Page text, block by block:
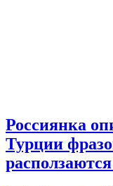
Россиянка
Турции